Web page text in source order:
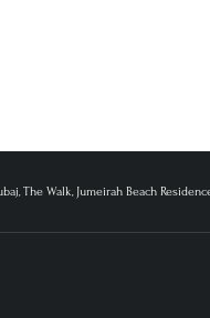
The Walk, Jumeirah Beach